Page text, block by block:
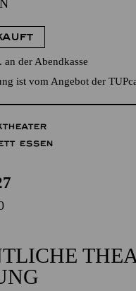
IV
UND
an der Abendkasse
ist vom Angebot der
ESSEN